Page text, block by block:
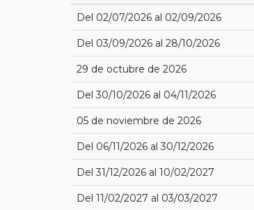
Del 02/07/2026 al 02/09/2026
Del 03/09/2026 al 28/10/2026
29 de octubre de 2026
Del 30/10/2026 al 04/11/2026
05 de noviembre de 2026
Del 06/11/2026 al 30/12/2026
Del 31/12/2026 al 10/02/2027
Del 11/02/2027 al 03/03/2027